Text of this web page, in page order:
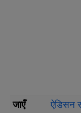
जाएँ ऐडिसन